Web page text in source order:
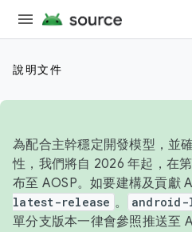
說明文件
為配合主幹穩定開發模型，並
性，我們將自 2026 年起，在
布至 AOSP。如要建構及貢獻
latest-release 。
單分支版本一律會參照推送至